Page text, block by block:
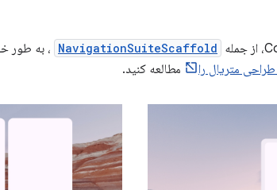
NavigationSuiteScaffold
متریال را مطالعه کنید.